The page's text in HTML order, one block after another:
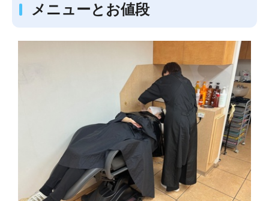
メニューとお値段